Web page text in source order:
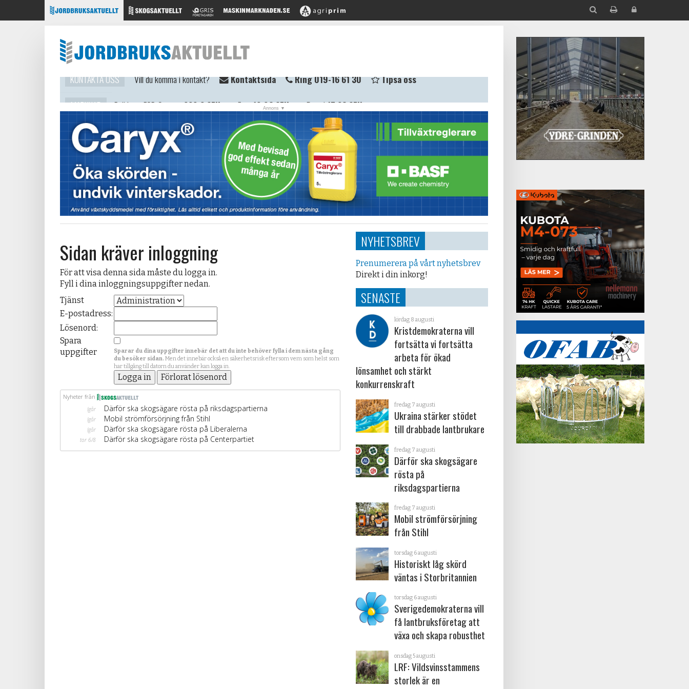
Sidan kräver inloggning
För att visa denna sida måste du logga in.
Fyll i dina inloggningsuppgifter nedan.
Tjänst
E-postadress:
Lösenord:
Spara
uppgifter
Sparar du dina uppgifter innebär det att du inte behöver fylla i dem nästa gång
du besöker sidan.Men det innebär också en säkerhetsrisk eftersom vem som helst som
har tillgång till datorn du använder kan logga in.
NYHETSBREV
Prenumerera på vårt nyhetsbrev
Direkt i din inkorg!
SENASTE
lördag 8 augusti
Kristdemokraterna vill
fortsätta vi fortsätta
arbeta för ökad
lönsamhet och stärkt
konkurrenskraft
fredag 7 augusti
Ukraina stärker stödet
till drabbade lantbrukare
fredag 7 augusti
Därför ska skogsägare
rösta på
riksdagspartierna
fredag 7 augusti
Mobil strömförsörjning
från Stihl
torsdag 6 augusti
Historiskt låg skörd
väntas i Storbritannien
torsdag 6 augusti
Sverigedemokraterna vill
få lantbruksföretag att
växa och skapa robusthet
onsdag 5 augusti
LRF: Vildsvinsstammens
storlek är en